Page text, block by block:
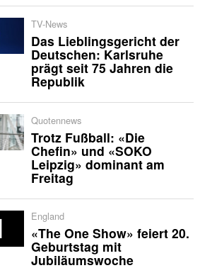
TV-News
Das Lieblingsgericht der
Deutschen: Karlsruhe
prägt seit 75 Jahren die
Republik
Quotennews
Trotz Fußball: «Die
Chefin» und «SOKO
Leipzig» dominant am
Freitag
England
«The One Show» feiert 20.
Geburtstag mit
Jubiläumswoche